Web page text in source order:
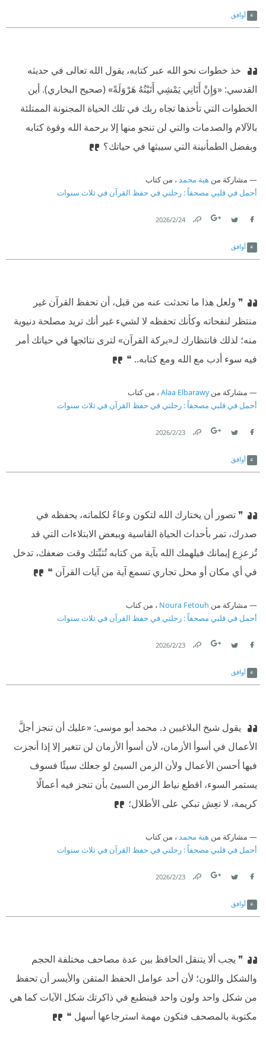
أوافق
‫ خذ خطوات نحو الله عبر كتابه، يقول الله تعالى في حديثه
القدسي: «وَإِنْ أَتَانِي يَمْشِي أَتَيْتُهُ هَرْوَلَةً» (صحيح البخاري). أين
الخطوات التي تأخذها تجاه ربك في تلك الحياة المجنونة الممتلئة
بالآلام والصدمات والتي لن تنجو منها إلا برحمة الله وقوة كتابه
وبفضل الطمأنينة التي سيبثها في حياتك؟
مشاركة من هبة محمد ، من كتاب
أحمل في قلبي مصحفاً : رحلتي في حفظ القرآن في ثلاث سنوات
24‏/2‏/2026
أوافق
❞ ولعل هذا ما تحدثت عنه من قبل، أن تحفظ القرآن غير
منتظر لنفحاته وكأنك تحفظه لا لشيء غير أنك تريد مصلحة دنيوية
منه؛ لذلك فانتظارك لـ«بركة القرآن» لترى نتائجها في حياتك أمر
فيه سوء أدب مع الله ومع كتابه.. ❝
مشاركة منAlaa Elbarawy ، من كتاب
أحمل في قلبي مصحفاً : رحلتي في حفظ القرآن في ثلاث سنوات
23‏/2‏/2026
أوافق
❞ تصور أن يختارك الله لتكون وعاءً لكلماته، يحفظه في
صدرك، تمر بأحداث الحياة القاسية وببعض الابتلاءات التي قد
تُزعزِع إيمانك فيلهمك الله بآية من كتابه تُثبِّتك وقت ضعفك، تدخل
في أي مكان أو محل تجاري تسمع آية من آيات القرآن ❝
مشاركة من Noura Fetouh ، من كتاب
أحمل في قلبي مصحفاً : رحلتي في حفظ القرآن في ثلاث سنوات
23‏/2‏/2026
أوافق
‫ يقول شيخ البلاغيين د. محمد أبو موسى: «عليك أن تنجز أجلَّ
الأعمال في أسوأ الأزمان، لأن أسوأ الأزمان لن تتغير إلا إذا أنجزت
فيها أحسن الأعمال ولأن الزمن السيئ لو جعلك سيئًا فسوف
يستمر السوء، اقطع نياط الزمن السيئ بأن تنجز فيه أعمالًا
كريمة، لا تعِش تبكي على الأطلال؛
مشاركة من هبة محمد ، من كتاب
أحمل في قلبي مصحفاً : رحلتي في حفظ القرآن في ثلاث سنوات
23‏/2‏/2026
أوافق
❞ يجب ألا يتنقل الحافظ بين عدة مصاحف مختلفة الحجم
والشكل واللون؛ لأن أحد عوامل الحفظ المتقن والأيسر أن تحفظ
من شكل واحد ولون واحد فينطبع في ذاكرتك شكل الآيات كما هي
مكتوبة بالمصحف فتكون مهمة استرجاعها أسهل ❝